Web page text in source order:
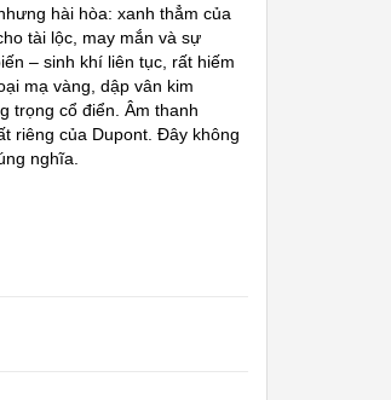
hài hòa: xanh thẳm của
tài lộc, may mắn và sự
– sinh khí liên tục, rất hiếm
mạ vàng, dập vân kim
trọng cổ điển. Âm thanh
riêng của Dupont. Đây không
nghĩa.